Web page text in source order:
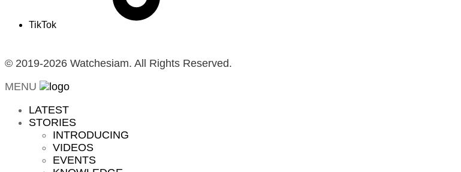
TikTok
© 2019-2026 Watchesiam. All Rights Reserved.
MENU
LATEST
STORIES
INTRODUCING
VIDEOS
EVENTS